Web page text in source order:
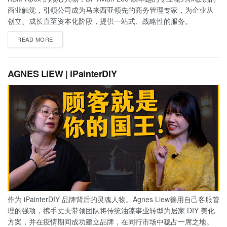
商业触觉，引领公司成为马来西亚领先的商务管理专家，为企业从
创立、成长直至资本化阶段，提供一站式、战略性的服务。
READ MORE
AGNES LIEW | iPainterDIY
作为 iPainterDIY 品牌背后的灵魂人物。Agnes Liew善用自己客服管
理的强项，携手丈夫带领团队将传统油漆事业转型为居家 DIY 美化
方案，并在疫情期间成功建立品牌，在同行市场中稳占一席之地。